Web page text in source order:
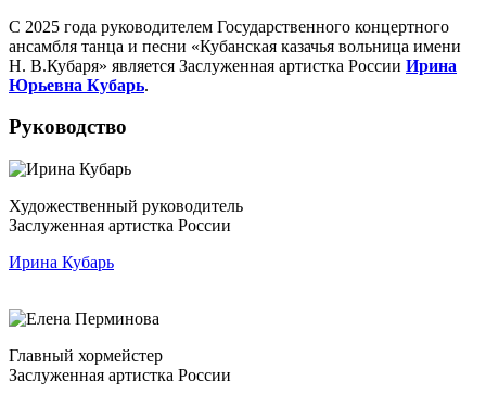
С 2025 года руководителем Государственного концертного
ансамбля танца и песни «Кубанская казачья вольница имени
Н. В.Кубаря» является Заслуженная артистка России Ирина
Юрьевна Кубарь.
Руководство
Художественный руководитель
Заслуженная артистка России
Ирина Кубарь
Главный хормейстер
Заслуженная артистка России